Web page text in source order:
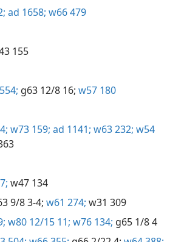
ad 1658; w66 479
155
g63 12/8 16; w57 180
w73 159; ad 1141; w63 232; w54
w47 134
9/8 3-4; w61 274; w31 309
w80 12/15 11; w76 134; g65 1/8 4